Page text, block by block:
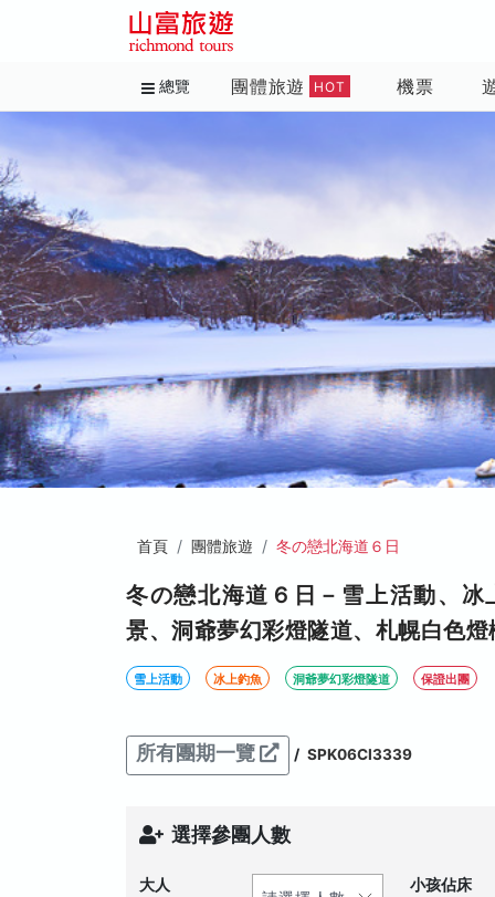
總覽 團體旅遊 HOT 機票
首頁 團體旅遊 冬の戀北海道６日
冬の戀北海道６日－雪上活動、
景、洞爺夢幻彩燈隧道、札幌白色
雪上活動 冰上釣魚 洞爺夢幻彩燈隧道 保證出團
所有團期一覽 / SPK06CI3339
選擇參團人數
大人 小孩佔床